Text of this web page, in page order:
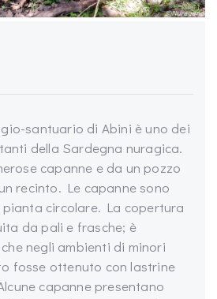
santuario di Abini è uno dei
della Sardegna nuragica.
capanne e da un pozzo
recinto. Le capanne sono
circolare. La copertura
da pali e frasche; è
negli ambienti di minori
fosse ottenuto con lastrine
capanne presentano